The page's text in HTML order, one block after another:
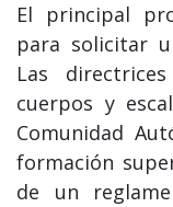
El principal
para solicitar
Las
cuerpos y
Comunidad
formación
de un